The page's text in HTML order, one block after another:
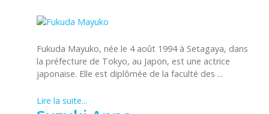
Fukuda Mayuko, née le 4 août 1994 à Setagaya, dans
la préfecture de Tokyo, au Japon, est une actrice
japonaise. Elle est diplômée de la faculté des ...
Lire la suite...